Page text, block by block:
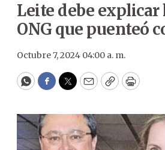
Leite debe explicar
ONG que puenteó
Octubre 7, 2024 04:00 a. m.
WhatsApp
Facebook
Twitter
EmailCopyPrint